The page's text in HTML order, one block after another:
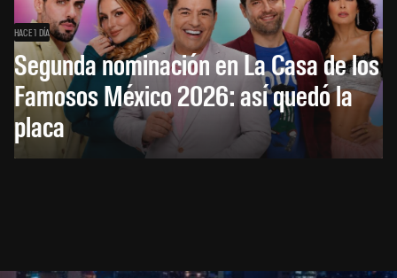
HACE 1 DÍA
Segunda nominación en La Casa de los
Famosos México 2026: así quedó la
placa